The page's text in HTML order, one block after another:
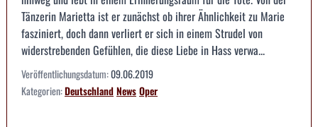
Tänzerin Marietta ist er zunächst ob ihrer Ähnlichkeit zu Marie
fasziniert, doch dann verliert er sich in einem Strudel von
widerstrebenden Gefühlen, die diese Liebe in Hass verwa...
Veröffentlichungsdatum:09.06.2019
Kategorien:DeutschlandNewsOper